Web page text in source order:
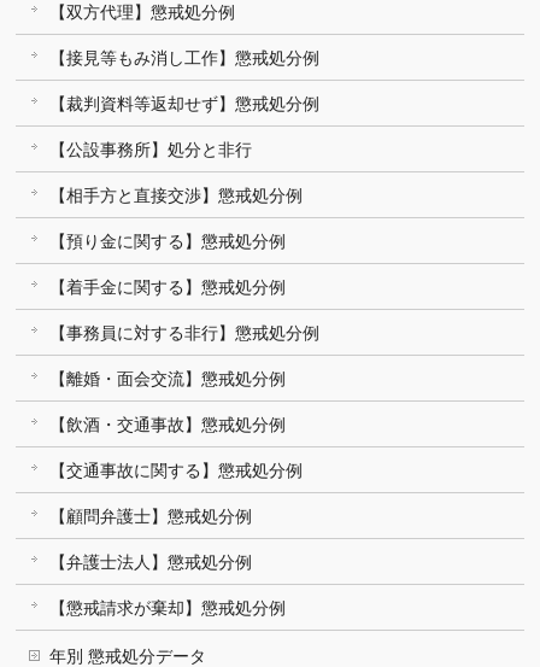
【双方代理】懲戒処分例
【接見等もみ消し工作】懲戒処分例
【裁判資料等返却せず】懲戒処分例
【公設事務所】処分と非行
【相手方と直接交渉】懲戒処分例
【預り金に関する】懲戒処分例
【着手金に関する】懲戒処分例
【事務員に対する非行】懲戒処分例
【離婚・面会交流】懲戒処分例
【飲酒・交通事故】懲戒処分例
【交通事故に関する】懲戒処分例
【顧問弁護士】懲戒処分例
【弁護士法人】懲戒処分例
【懲戒請求が棄却】懲戒処分例
年別 懲戒処分データ